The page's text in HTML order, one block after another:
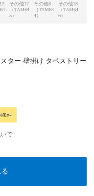
その他17
（TAM64
5）
その他6
（TAM63
4）
その他18
（TAM64
6）
ター 壁掛け タペストリー
条件
で